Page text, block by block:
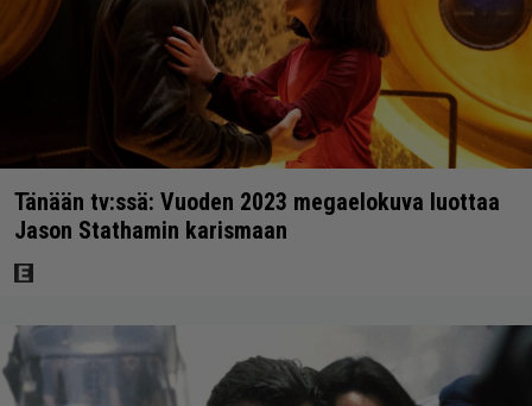
Tänään tv:ssä: Vuoden 2023 megaelokuva luottaa
Jason Stathamin karismaan